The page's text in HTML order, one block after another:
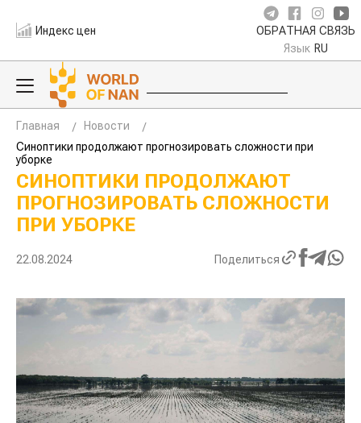
Индекс цен ОБРАТНАЯ СВЯЗЬ
Язык RU
Главная
Новости
Синоптики продолжают прогнозировать сложности при
уборке
СИНОПТИКИ ПРОДОЛЖАЮТ
ПРОГНОЗИРОВАТЬ СЛОЖНОСТИ
ПРИ УБОРКЕ
22.08.2024 Поделиться